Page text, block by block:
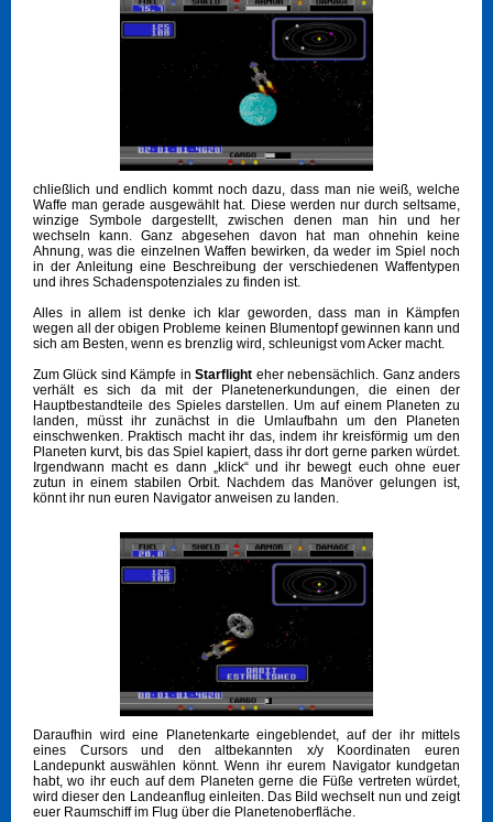
chließlich und endlich kommt noch dazu, dass man nie weiß, welche
Waffe man gerade ausgewählt hat. Diese werden nur durch seltsame,
winzige Symbole dargestellt, zwischen denen man hin und her
wechseln kann. Ganz abgesehen davon hat man ohnehin keine
Ahnung, was die einzelnen Waffen bewirken, da weder im Spiel noch
in der Anleitung eine Beschreibung der verschiedenen Waffentypen
und ihres Schadenspotenziales zu finden ist.
Alles in allem ist denke ich klar geworden, dass man in Kämpfen
wegen all der obigen Probleme keinen Blumentopf gewinnen kann und
sich am Besten, wenn es brenzlig wird, schleunigst vom Acker macht.
Zum Glück sind Kämpfe inStarflight eher nebensächlich. Ganz anders
verhält es sich da mit der Planetenerkundungen, die einen der
Hauptbestandteile des Spieles darstellen. Um auf einem Planeten zu
landen, müsst ihr zunächst in die Umlaufbahn um den Planeten
einschwenken. Praktisch macht ihr das, indem ihr kreisförmig um den
Planeten kurvt, bis das Spiel kapiert, dass ihr dort gerne parken würdet.
Irgendwann macht es dann „klick“ und ihr bewegt euch ohne euer
zutun in einem stabilen Orbit. Nachdem das Manöver gelungen ist,
könnt ihr nun euren Navigator anweisen zu landen.
Daraufhin wird eine Planetenkarte eingeblendet, auf der ihr mittels
eines Cursors und den altbekannten x/y Koordinaten euren
Landepunkt auswählen könnt. Wenn ihr eurem Navigator kundgetan
habt, wo ihr euch auf dem Planeten gerne die Füße vertreten würdet,
wird dieser den Landeanflug einleiten. Das Bild wechselt nun und zeigt
euer Raumschiff im Flug über die Planetenoberfläche.